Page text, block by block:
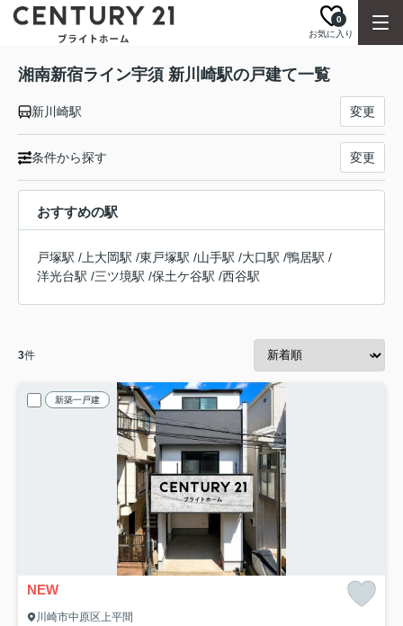
お気に入り
0
湘南新宿ライン宇須 新川崎駅の戸建て一覧
新川崎駅 変更
条件から探す 変更
おすすめの駅
戸塚駅 / 上大岡駅 /東戸塚駅 /山手駅 /大口駅 /鴨居駅 /
洋光台駅 /三ツ境駅 /保土ケ谷駅 /西谷駅
3件
新築一戸建
NEW
川崎市中原区上平間